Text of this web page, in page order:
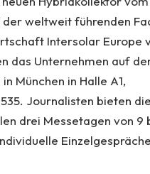
der weltweit führenden
Intersolar Europe
das Unternehmen auf
München in Halle A1,
Journalisten bieten
drei Messetagen von 9